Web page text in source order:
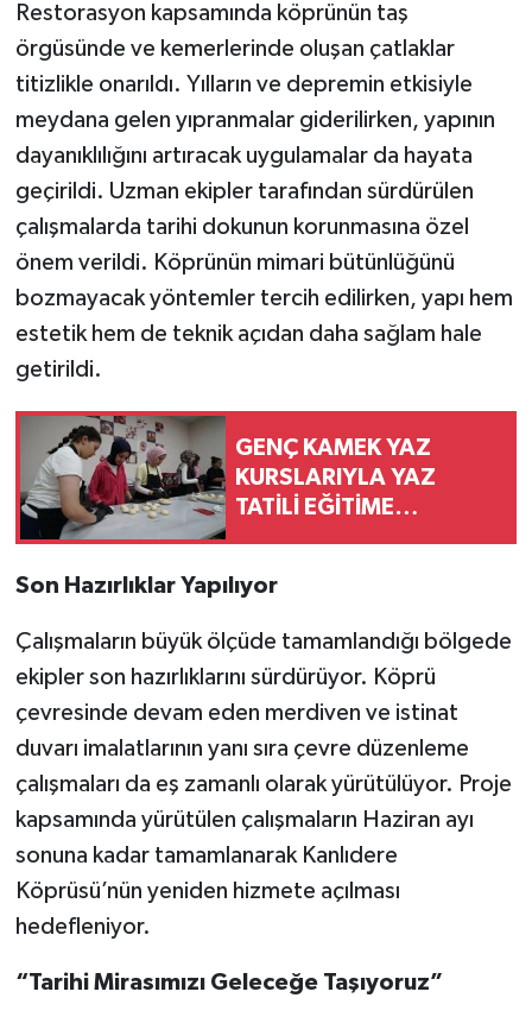
Restorasyon kapsamında köprünün taş
örgüsünde ve kemerlerinde oluşan çatlaklar
titizlikle onarıldı. Yılların ve depremin etkisiyle
meydana gelen yıpranmalar giderilirken, yapının
dayanıklılığını artıracak uygulamalar da hayata
geçirildi. Uzman ekipler tarafından sürdürülen
çalışmalarda tarihi dokunun korunmasına özel
önem verildi. Köprünün mimari bütünlüğünü
bozmayacak yöntemler tercih edilirken, yapı hem
estetik hem de teknik açıdan daha sağlam hale
getirildi.
GENÇ KAMEK YAZ
KURSLARIYLA YAZ
TATİLİ EĞİTİME
Son Hazırlıklar Yapılıyor
Çalışmaların büyük ölçüde tamamlandığı bölgede
ekipler son hazırlıklarını sürdürüyor. Köprü
çevresinde devam eden merdiven ve istinat
duvarı imalatlarının yanı sıra çevre düzenleme
çalışmaları da eş zamanlı olarak yürütülüyor. Proje
kapsamında yürütülen çalışmaların Haziran ayı
sonuna kadar tamamlanarak Kanlıdere
Köprüsü’nün yeniden hizmete açılması
hedefleniyor.
“Tarihi Mirasımızı Geleceğe Taşıyoruz”